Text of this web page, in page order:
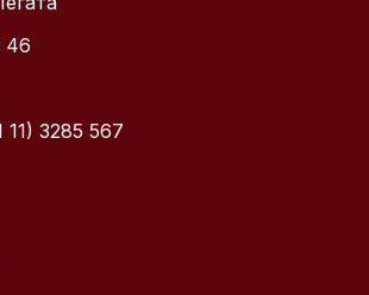
46
3285 567